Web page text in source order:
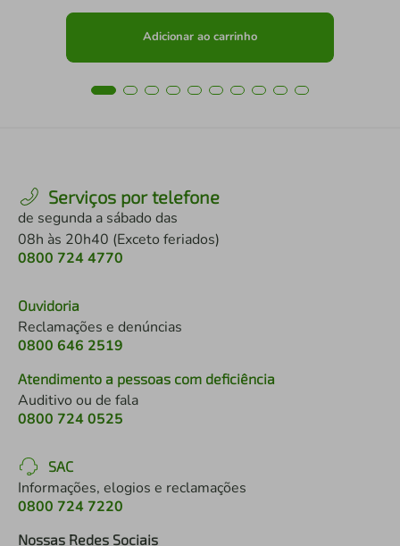
Adicionar ao carrinho
Serviços por telefone
de segunda a sábado das
08h às 20h40 (Exceto feriados)
0800 724 4770
Ouvidoria
Reclamações e denúncias
0800 646 2519
Atendimento a pessoas com deficiência
Auditivo ou de fala
0800 724 0525
SAC
Informações, elogios e reclamações
0800 724 7220
Nossas Redes Sociais